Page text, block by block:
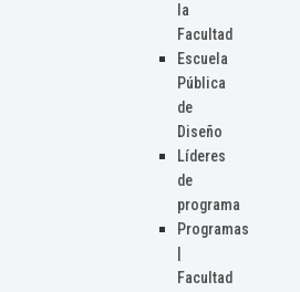
la
Facultad
Escuela
Pública
de
Diseño
Líderes
de
programa
Programas
Facultad